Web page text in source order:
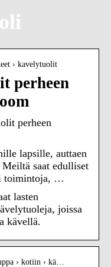
› kavelytuolit
perheen
perheen
lapsille, auttaen
Meiltä saat edulliset
toimintoja, …
lasten
joissa
kävellä.
› kotiin › kä…